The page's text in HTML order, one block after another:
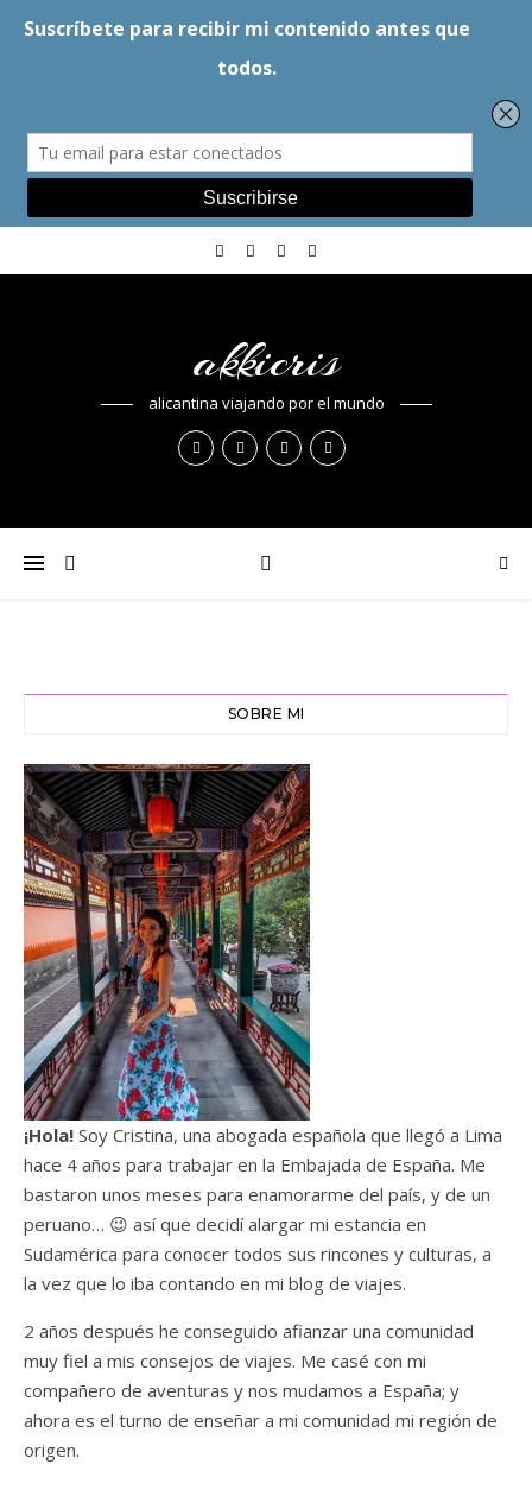
akkicris
alicantina viajando por el mundo
SOBRE MI
¡Hola! Soy Cristina, una abogada española que llegó a Lima
hace 4 años para trabajar en la Embajada de España. Me
bastaron unos meses para enamorarme del país, y de un
peruano… 😉 así que decidí alargar mi estancia en
Sudamérica para conocer todos sus rincones y culturas, a
la vez que lo iba contando en mi blog de viajes.
2 años después he conseguido afianzar una comunidad
muy fiel a mis consejos de viajes. Me casé con mi
compañero de aventuras y nos mudamos a España; y
ahora es el turno de enseñar a mi comunidad mi región de
origen.